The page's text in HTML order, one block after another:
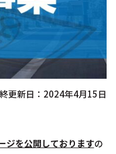
更新日：2024年4月15日
ジを公開しておりますの